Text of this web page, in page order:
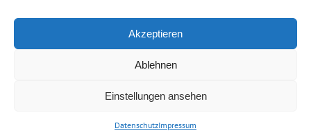
Akzeptieren
Ablehnen
Einstellungen ansehen
DatenschutzImpressum
Lösungen |Impressum|Datenschutz